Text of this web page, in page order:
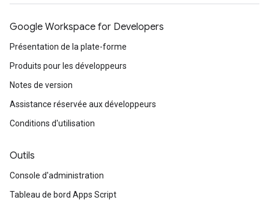
Google Workspace for Developers
Présentation de la plate-forme
Produits pour les développeurs
Notes de version
Assistance réservée aux développeurs
Conditions d'utilisation
Outils
Console d'administration
Tableau de bord Apps Script